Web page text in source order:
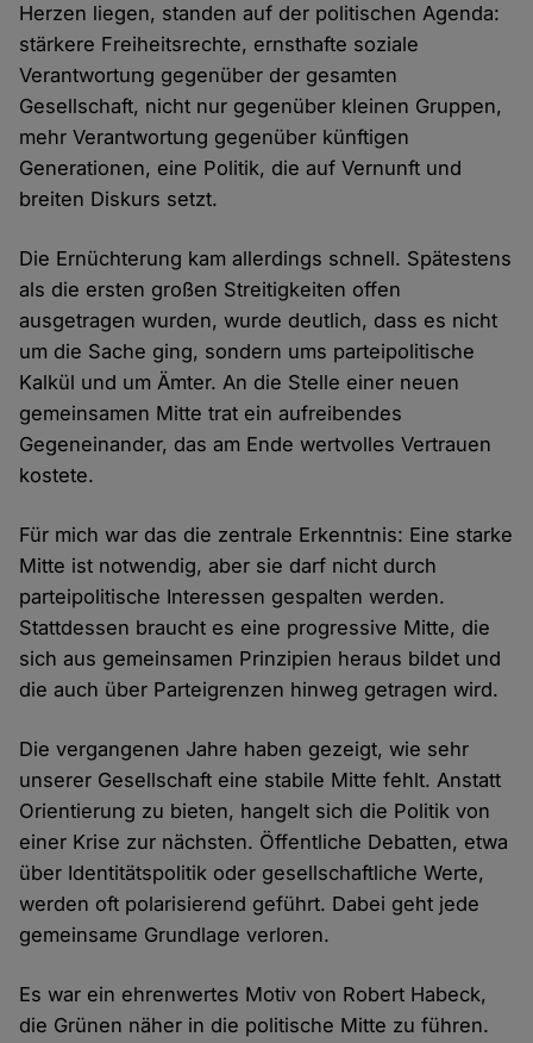
Herzen liegen, standen auf der politischen Agenda:
stärkere Freiheitsrechte, ernsthafte soziale
Verantwortung gegenüber der gesamten
Gesellschaft, nicht nur gegenüber kleinen Gruppen,
mehr Verantwortung gegenüber künftigen
Generationen, eine Politik, die auf Vernunft und
breiten Diskurs setzt.
Die Ernüchterung kam allerdings schnell. Spätestens
als die ersten großen Streitigkeiten offen
ausgetragen wurden, wurde deutlich, dass es nicht
um die Sache ging, sondern ums parteipolitische
Kalkül und um Ämter. An die Stelle einer neuen
gemeinsamen Mitte trat ein aufreibendes
Gegeneinander, das am Ende wertvolles Vertrauen
kostete.
Für mich war das die zentrale Erkenntnis: Eine starke
Mitte ist notwendig, aber sie darf nicht durch
parteipolitische Interessen gespalten werden.
Stattdessen braucht es eine progressive Mitte, die
sich aus gemeinsamen Prinzipien heraus bildet und
die auch über Parteigrenzen hinweg getragen wird.
Die vergangenen Jahre haben gezeigt, wie sehr
unserer Gesellschaft eine stabile Mitte fehlt. Anstatt
Orientierung zu bieten, hangelt sich die Politik von
einer Krise zur nächsten. Öffentliche Debatten, etwa
über Identitätspolitik oder gesellschaftliche Werte,
werden oft polarisierend geführt. Dabei geht jede
gemeinsame Grundlage verloren.
Es war ein ehrenwertes Motiv von Robert Habeck,
die Grünen näher in die politische Mitte zu führen.